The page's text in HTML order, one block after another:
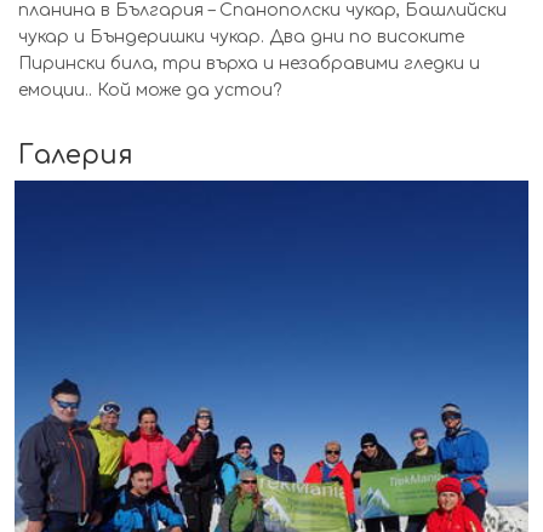
планина в България – Спанополски чукар, Башлийски
чукар и Бъндеришки чукар. Два дни по високите
Пирински била, три върха и незабравими гледки и
емоции.. Кой може да устои?
Галерия
УВЕЛИЧИ